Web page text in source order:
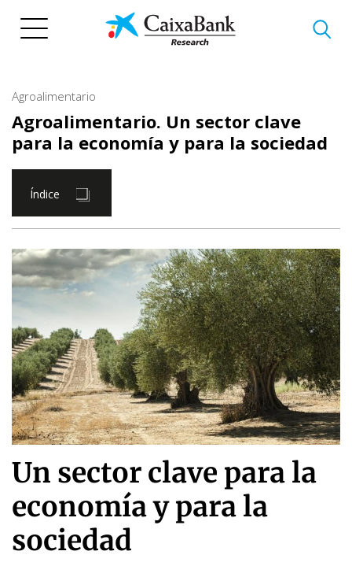
Agroalimentario
Agroalimentario. Un sector clave
para la economía y para la sociedad
Índice
Un sector clave para la
economía y para la
sociedad